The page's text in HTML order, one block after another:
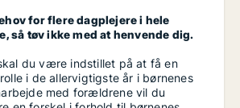
for flere dagplejere i hele
så tøv ikke med at henvende dig.
du være indstillet på at få en
i de allervigtigste år i børnenes
med forældrene vil du